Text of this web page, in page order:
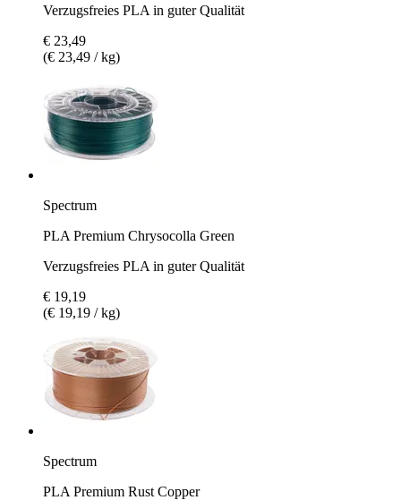
Verzugsfreies PLA in guter Qualität
€ 23,49
(€ 23,49 / kg)
Spectrum
PLA Premium Chrysocolla Green
Verzugsfreies PLA in guter Qualität
€ 19,19
(€ 19,19 / kg)
Spectrum
PLA Premium Rust Copper